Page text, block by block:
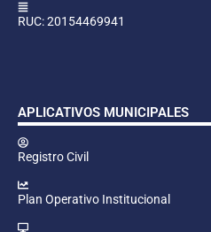
RUC: 20154469941
APLICATIVOS MUNICIPALES
Registro Civil
Plan Operativo Institucional